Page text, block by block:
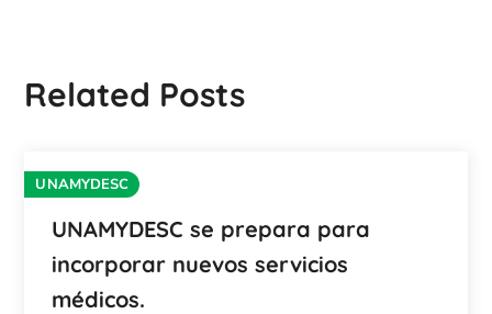
Related Posts
UNAMYDESC
UNAMYDESC se prepara para
incorporar nuevos servicios
médicos.